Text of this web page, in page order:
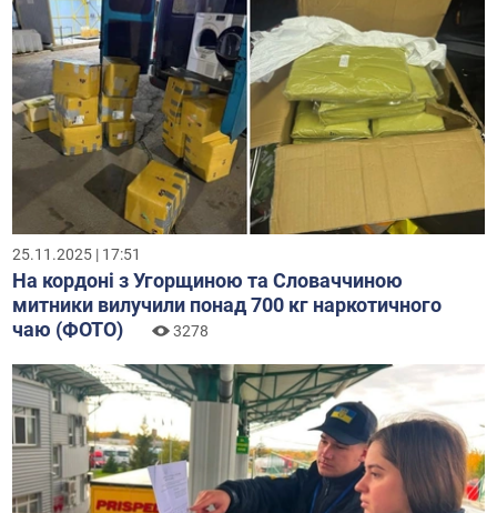
25.11.2025 | 17:51
На кордоні з Угорщиною та Словаччиною
митники вилучили понад 700 кг наркотичного
чаю (ФОТО)
3278